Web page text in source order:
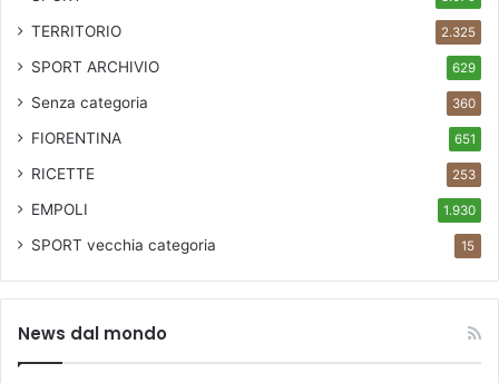
TERRITORIO 2.325
SPORT ARCHIVIO 629
Senza categoria 360
FIORENTINA 651
RICETTE 253
EMPOLI 1.930
SPORT vecchia categoria 15
News dal mondo